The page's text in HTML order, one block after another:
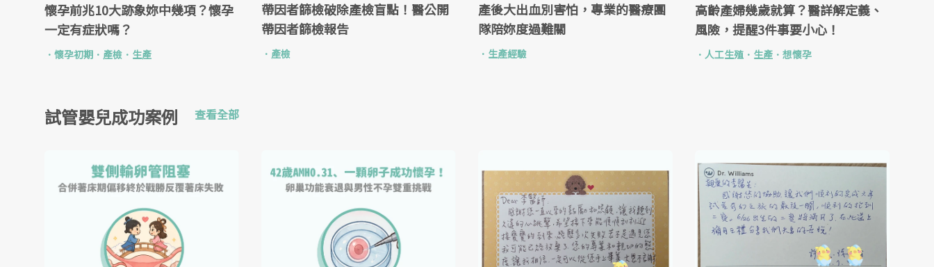
懷孕前兆10大跡象妳中幾項？懷孕
一定有症狀嗎？
． 懷孕初期 ． 產檢 ． 生產
帶因者篩檢破除產檢盲點！醫公開
帶因者篩檢報告
． 產檢
產後大出血別害怕，專業的醫療團
隊陪妳度過難關
． 生產經驗
高齡產婦幾歲就算？醫詳解定義、
風險，提醒3件事要小心！
． 人工生殖 ． 生產 ． 想懷孕
試管嬰兒成功案例 查看全部